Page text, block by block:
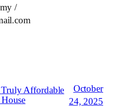
/
Affordable
October
24, 2025